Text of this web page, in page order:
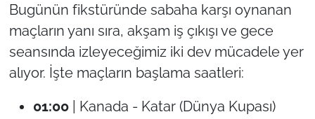
Bugünün fikstüründe sabaha karşı oynanan
maçların yanı sıra, akşam iş çıkışı ve gece
seansında izleyeceğimiz iki dev mücadele yer
alıyor. İşte maçların başlama saatleri:
01:00| Kanada - Katar (Dünya Kupası)